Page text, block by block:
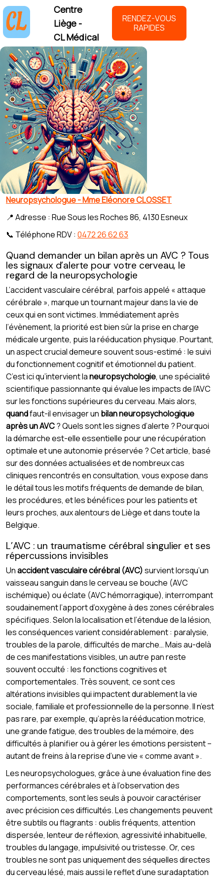
Centre
Liège -
CL Médical
RENDEZ-VOUS
RAPIDES
Neuropsychologue - Mme Eléonore CLOSSET
📍 Adresse : Rue Sous les Roches 86, 4130 Esneux
📞 Téléphone RDV : 0472 26 62 63
Quand demander un bilan après un AVC ? Tous
les signaux d’alerte pour votre cerveau, le
regard de la neuropsychologie
L’accident vasculaire cérébral, parfois appelé « attaque
cérébrale », marque un tournant majeur dans la vie de
ceux qui en sont victimes. Immédiatement après
l’évènement, la priorité est bien sûr la prise en charge
médicale urgente, puis la rééducation physique. Pourtant,
un aspect crucial demeure souvent sous-estimé : le suivi
du fonctionnement cognitif et émotionnel du patient.
C’est ici qu’intervient laneuropsychologie, une spécialité
scientifique passionnante qui évalue les impacts de l’AVC
sur les fonctions supérieures du cerveau. Mais alors,
quandfaut-il envisager un bilan neuropsychologique
après un AVC? Quels sont les signes d’alerte ? Pourquoi
la démarche est-elle essentielle pour une récupération
optimale et une autonomie préservée ? Cet article, basé
sur des données actualisées et de nombreux cas
cliniques rencontrés en consultation, vous expose dans
le détail tous les motifs fréquents de demande de bilan,
les procédures, et les bénéfices pour les patients et
leurs proches, aux alentours de Liège et dans toute la
Belgique.
L’AVC : un traumatisme cérébral singulier et ses
répercussions invisibles
Unaccident vasculaire cérébral (AVC)survient lorsqu’un
vaisseau sanguin dans le cerveau se bouche (AVC
ischémique) ou éclate (AVC hémorragique), interrompant
soudainement l’apport d’oxygène à des zones cérébrales
spécifiques. Selon la localisation et l’étendue de la lésion,
les conséquences varient considérablement : paralysie,
troubles de la parole, difficultés de marche… Mais au-delà
de ces manifestations visibles, un autre pan reste
souvent occulté : les fonctions cognitives et
comportementales. Très souvent, ce sont ces
altérations invisibles qui impactent durablement la vie
sociale, familiale et professionnelle de la personne. Il n’est
pas rare, par exemple, qu’après la rééducation motrice,
une grande fatigue, des troubles de la mémoire, des
difficultés à planifier ou à gérer les émotions persistent –
autant de freins à la reprise d’une vie « comme avant ».
Les neuropsychologues, grâce à une évaluation fine des
performances cérébrales et à l’observation des
comportements, sont les seuls à pouvoir caractériser
avec précision ces difficultés. Les changements peuvent
être subtils ou flagrants : oublis fréquents, attention
dispersée, lenteur de réflexion, agressivité inhabituelle,
troubles du langage, impulsivité ou tristesse. Or, ces
troubles ne sont pas uniquement des séquelles directes
du cerveau lésé, mais aussi le reflet d’une suradaptation